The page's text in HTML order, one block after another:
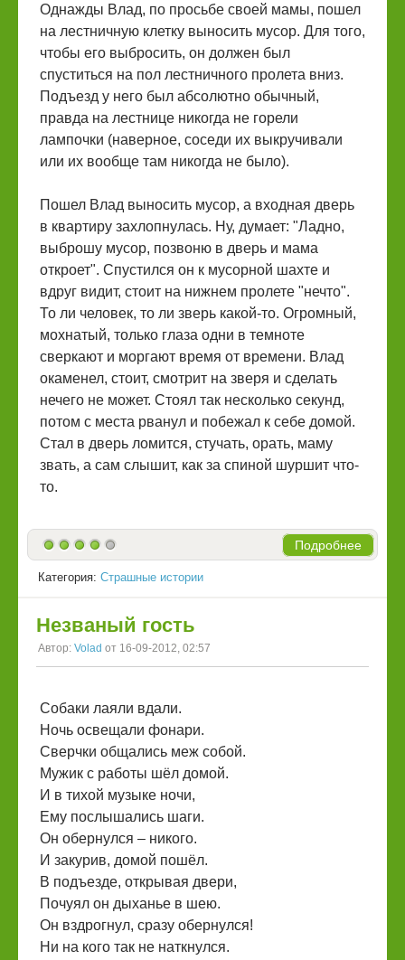
Однажды Влад, по просьбе своей мамы, пошел
на лестничную клетку выносить мусор. Для того,
чтобы его выбросить, он должен был
спуститься на пол лестничного пролета вниз.
Подъезд у него был абсолютно обычный,
правда на лестнице никогда не горели
лампочки (наверное, соседи их выкручивали
или их вообще там никогда не было).
Пошел Влад выносить мусор, а входная дверь
в квартиру захлопнулась. Ну, думает: "Ладно,
выброшу мусор, позвоню в дверь и мама
откроет". Спустился он к мусорной шахте и
вдруг видит, стоит на нижнем пролете "нечто".
То ли человек, то ли зверь какой-то. Огромный,
мохнатый, только глаза одни в темноте
сверкают и моргают время от времени. Влад
окаменел, стоит, смотрит на зверя и сделать
нечего не может. Стоял так несколько секунд,
потом с места рванул и побежал к себе домой.
Стал в дверь ломится, стучать, орать, маму
звать, а сам слышит, как за спиной шуршит что-
то.
Подробнее
Категория: Страшные истории
Незваный гость
Автор: Volad от 16-09-2012, 02:57
Собаки лаяли вдали.
Ночь освещали фонари.
Сверчки общались меж собой.
Мужик с работы шёл домой.
И в тихой музыке ночи,
Ему послышались шаги.
Он обернулся – никого.
И закурив, домой пошёл.
В подъезде, открывая двери,
Почуял он дыханье в шею.
Он вздрогнул, сразу обернулся!
Ни на кого так не наткнулся.